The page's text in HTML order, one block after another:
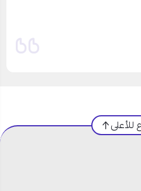
للأعلى